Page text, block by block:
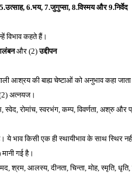
6.भय, 7.जुगुप्सा, 8.विस्मय और 9.निर्वेद
विभाव कहते हैं।
और (2) उद्दीपन
आश्रय की बाह्य चेष्टाओं को अनुभाव कहा
अत्नयज।
स्वेद, रोमांच, स्वरभंग, कम्प, विवर्णता, अश्रु और
ये भाव किसी एक ही स्थायीभाव के साथ स्थिर
मानी गई है।
श्रम, आलस्य, दीनता, चिन्ता, मोह, स्मृति, धृति,